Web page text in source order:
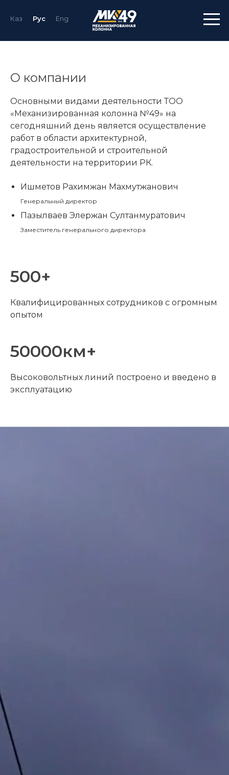
Каз Рус Eng
О компании
Основными видами деятельности ТОО
«Механизированная колонна №49» на
сегодняшний день является осуществление
работ в области архитектурной,
градостроительной и строительной
деятельности на территории РК.
Ишметов Рахимжан Махмутжанович
Генеральный директор
Пазылваев Элержан Султанмуратович
Заместитель генерального директора
500+
Квалифицированных сотрудников с огромным
опытом
50000км+
Высоковольтных линий построено и введено в
эксплуатацию